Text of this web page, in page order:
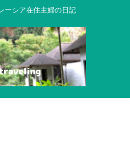
ーシア在住主婦の日記